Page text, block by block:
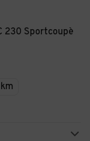
230 Sportcoupè